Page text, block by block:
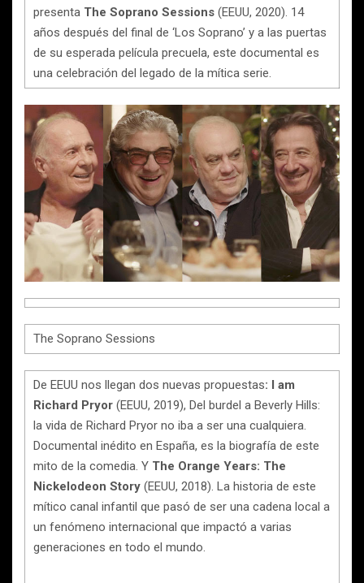
presenta The Soprano Sessions (EEUU, 2020). 14
años después del final de ‘Los Soprano’ y a las puertas
de su esperada película precuela, este documental es
una celebración del legado de la mítica serie.
The Soprano Sessions
De EEUU nos llegan dos nuevas propuestas: I am
Richard Pryor (EEUU, 2019), Del burdel a Beverly Hills:
la vida de Richard Pryor no iba a ser una cualquiera.
Documental inédito en España, es la biografía de este
mito de la comedia. Y The Orange Years: The
Nickelodeon Story (EEUU, 2018). La historia de este
mítico canal infantil que pasó de ser una cadena local a
un fenómeno internacional que impactó a varias
generaciones en todo el mundo.